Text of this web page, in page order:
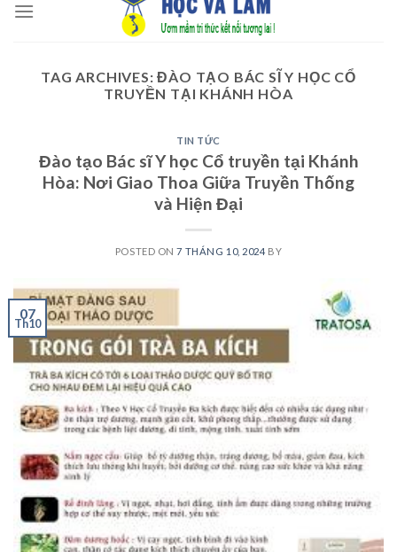
TAG ARCHIVES:ĐÀO TẠO BÁC SĨ Y HỌC CỔ
TRUYỀN TẠI KHÁNH HÒA
TIN TỨC
Đào tạo Bác sĩ Y học Cổ truyền tại Khánh
Hòa: Nơi Giao Thoa Giữa Truyền Thống
và Hiện Đại
POSTED ON7 THÁNG 10, 2024 BY
07
Th10